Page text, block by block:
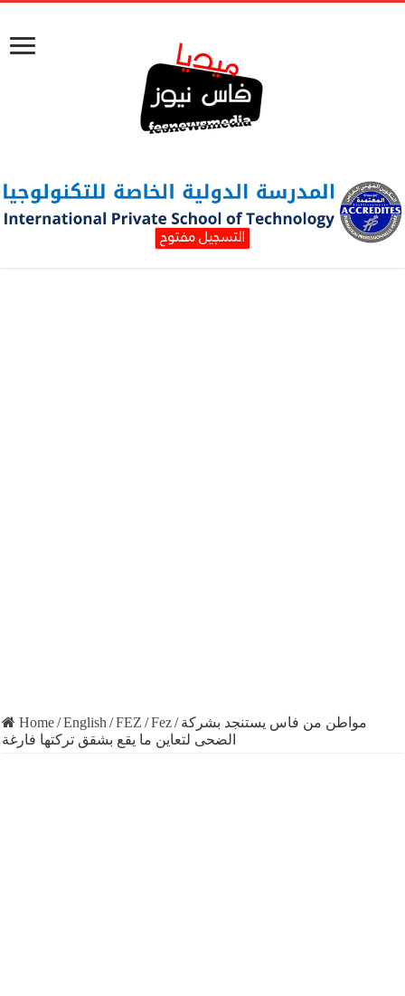
Home/English /FEZ /Fez/ مواطن من فاس يستنجد بشركة
الضحى لتعاين ما يقع بشقق تركتها فارغة